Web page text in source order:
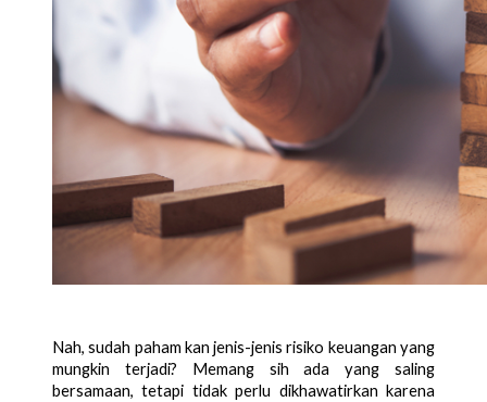
Nah, sudah paham kan jenis-jenis risiko keuangan yang
mungkin terjadi? Memang sih ada yang saling
bersamaan, tetapi tidak perlu dikhawatirkan karena